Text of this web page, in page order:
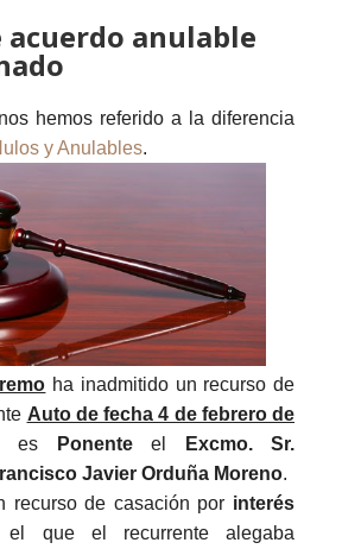
acuerdo anulable
hemos referido a la diferencia
y Anulables.
ha inadmitido un recurso de
Auto de fecha 4 de febrero de
es Ponenteel
Excmo. Sr.
Javier Orduña Moreno.
recurso de casación por interés
que el recurrente alegaba